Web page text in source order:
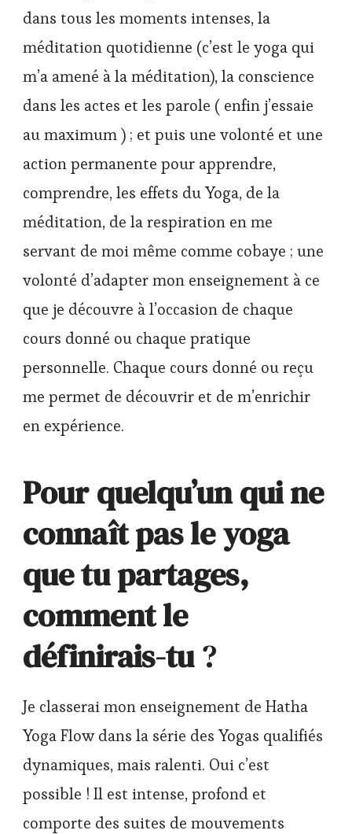
dans tous les moments intenses, la
méditation quotidienne (c’est le yoga qui
m’a amené à la méditation), la conscience
dans les actes et les parole ( enfin j’essaie
au maximum ) ; et puis une volonté et une
action permanente pour apprendre,
comprendre, les effets du Yoga, de la
méditation, de la respiration en me
servant de moi même comme cobaye ; une
volonté d’adapter mon enseignement à ce
que je découvre à l’occasion de chaque
cours donné ou chaque pratique
personnelle. Chaque cours donné ou reçu
me permet de découvrir et de m’enrichir
en expérience.
Pour quelqu’un qui ne
connaît pas le yoga
que tu partages,
comment le
définirais-tu?
Je classerai mon enseignement de Hatha
Yoga Flow dans la série des Yogas qualifiés
dynamiques, mais ralenti. Oui c’est
possible ! Il est intense, profond et
comporte des suites de mouvements